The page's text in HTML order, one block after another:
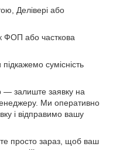
Делівері або
ФОП або часткова
сумісність
залиште заявку на
Ми оперативно
і відправимо вашу
просто зараз, щоб ваш